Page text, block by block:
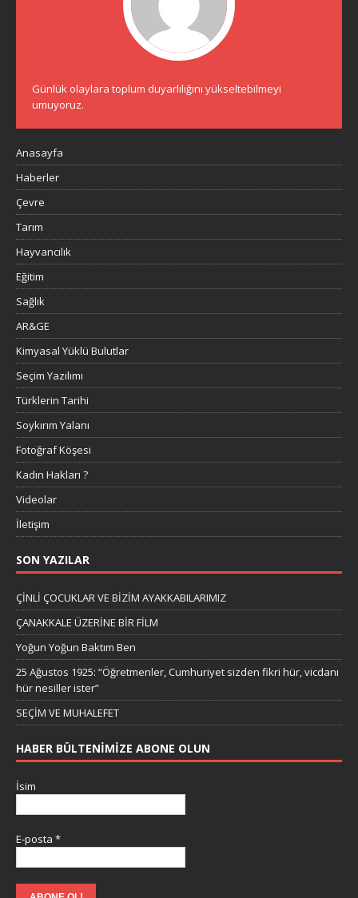
Günlük olaylara toplum duyarlılığını yükseltebilmeyi
umuyoruz.
Anasayfa
Haberler
Çevre
Tarım
Hayvancılık
Eğitim
Sağlık
AR&GE
Kimyasal Yüklü Bulutlar
Seçim Yazılımı
Türklerin Tarihi
Soykırım Yalanı
Fotoğraf Köşesi
Kadın Hakları ?
Videolar
İletişim
SON YAZILAR
ÇİNLİ ÇOCUKLAR VE BİZİM AYAKKABILARIMIZ
ÇANAKKALE ÜZERİNE BİR FİLM
Yoğun Yoğun Baktım Ben
25 Ağustos 1925: “Öğretmenler, Cumhuriyet sizden fikri hür, vicdanı
hür nesiller ister”
SEÇİM VE MUHALEFET
HABER BÜLTENIMIZE ABONE OLUN
İsim
E-posta *